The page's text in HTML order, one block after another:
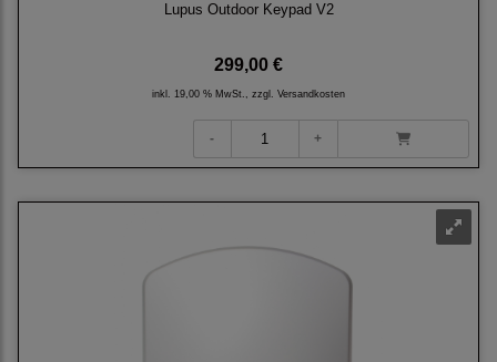
Lupus Outdoor Keypad V2
299,00 €
inkl. 19,00 % MwSt., zzgl. Versandkosten